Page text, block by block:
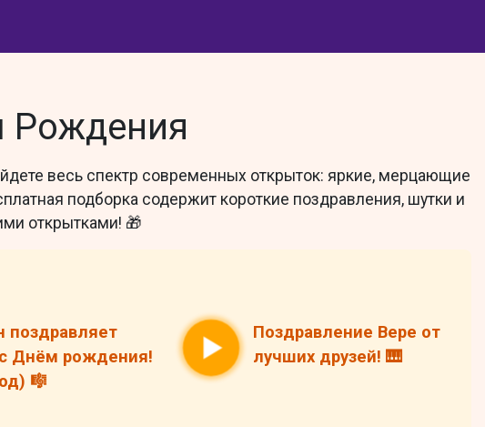
Рождения
весь спектр современных открыток: яркие, мерцающие
подборка содержит короткие поздравления, шутки и
открытками! 🎁
поздравляет
Днём рождения!
🎼
Поздравление Вере от
лучших друзей! 🎹